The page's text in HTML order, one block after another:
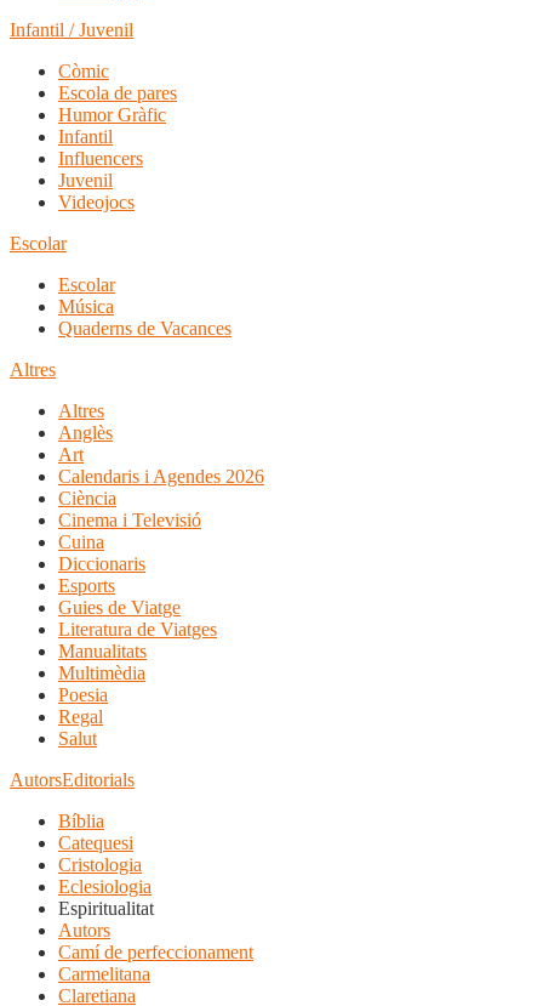
Infantil / Juvenil
Còmic
Escola de pares
Humor Gràfic
Infantil
Influencers
Juvenil
Videojocs
Escolar
Escolar
Música
Quaderns de Vacances
Altres
Altres
Anglès
Art
Calendaris i Agendes 2026
Ciència
Cinema i Televisió
Cuina
Diccionaris
Esports
Guies de Viatge
Literatura de Viatges
Manualitats
Multimèdia
Poesia
Regal
Salut
AutorsEditorials
Bíblia
Catequesi
Cristologia
Eclesiologia
Espiritualitat
Autors
Camí de perfeccionament
Carmelitana
Claretiana